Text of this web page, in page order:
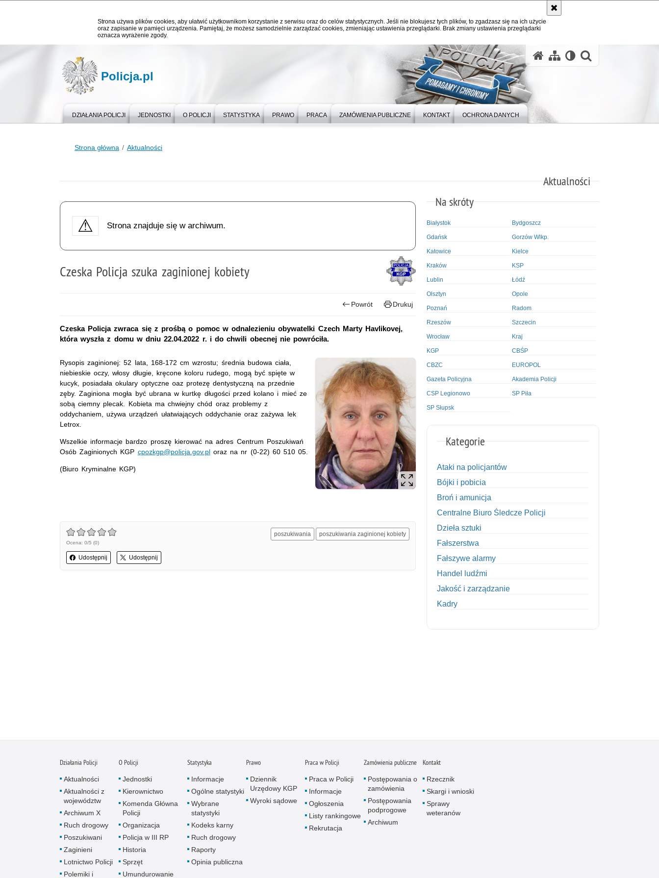
Strona używa plików cookies, aby ułatwić użytkownikom korzystanie z serwisu oraz do celów statystycznych. Jeśli nie blokujesz tych plików, to zgadzasz się na ich użycie
oraz zapisanie w pamięci urządzenia. Pamiętaj, że możesz samodzielnie zarządzać cookies, zmieniając ustawienia przeglądarki. Brak zmiany ustawienia przeglądarki
oznacza wyrażenie zgody.
Policja.pl
DZIAŁANIA POLICJI JEDNOSTKI O POLICJI STATYSTYKA PRAWO PRACA ZAMÓWIENIA PUBLICZNE KONTAKT OCHRONA DANYCH
Strona główna Aktualności
Aktualności
Strona znajduje się w archiwum.
Czeska Policja szuka zaginionej kobiety
Powrót Drukuj
Czeska Policja zwraca się z prośbą o pomoc w odnalezieniu obywatelki Czech Marty Havlikovej,
która wyszła z domu w dniu 22.04.2022 r. i do chwili obecnej nie powróciła.
Rysopis zaginionej: 52 lata, 168-172 cm wzrostu; średnia budowa ciała,
niebieskie oczy, włosy długie, kręcone koloru rudego, mogą być spięte w
kucyk, posiadała okulary optyczne oaz protezę dentystyczną na przednie
zęby. Zaginiona mogła być ubrana w kurtkę długości przed kolano i mieć ze
sobą ciemny plecak. Kobieta ma chwiejny chód oraz problemy z
oddychaniem, używa urządzeń ułatwiających oddychanie oraz zażywa lek
Letrox.
Wszelkie informacje bardzo proszę kierować na adres Centrum Poszukiwań
Osób Zaginionych KGP cpozkgp@policja.gov.ploraz na nr (0-22) 60 510 05.
(Biuro Kryminalne KGP)
Ocena: 0/5 (0)
Udostępnij Udostępnij
poszukiwania poszukiwania zaginionej kobiety
Na skróty
Białystok Bydgoszcz
Gdańsk Gorzów Wlkp.
Katowice Kielce
Kraków KSP
Lublin Łódź
Olsztyn Opole
Poznań Radom
Rzeszów Szczecin
Wrocław Kraj
KGP CBŚP
CBZC EUROPOL
Gazeta Policyjna Akademia Policji
CSP Legionowo SP Piła
SP Słupsk
Kategorie
Ataki na policjantów
Bójki i pobicia
Broń i amunicja
Centralne Biuro Śledcze Policji
Dzieła sztuki
Fałszerstwa
Fałszywe alarmy
Handel ludźmi
Jakość i zarządzanie
Kadry
Nietrzeźwi kierujący
Nietrzeźwi opiekunowie
Działania Policji
Aktualności
Aktualności z
województw
Archiwum X
Ruch drogowy
Poszukiwani
Zaginieni
Lotnictwo Policji
Polemiki i
O Policji
Jednostki
Kierownictwo
Komenda Główna
Policji
Organizacja
Policja w III RP
Historia
Sprzęt
Umundurowanie
Statystyka
Informacje
Ogólne statystyki
Wybrane
statystyki
Kodeks karny
Ruch drogowy
Raporty
Opinia publiczna
Prawo
Dziennik
Urzędowy KGP
Wyroki sądowe
Praca w Policji
Praca w Policji
Informacje
Ogłoszenia
Listy rankingowe
Rekrutacja
Zamówienia publiczne
Postępowania o
zamówienia
Postępowania
podprogowe
Archiwum
Kontakt
Rzecznik
Skargi i wnioski
Sprawy
weteranów